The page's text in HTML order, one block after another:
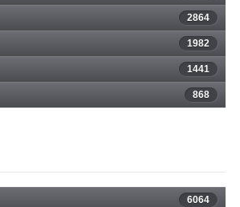
2864
1982
1441
868
6064